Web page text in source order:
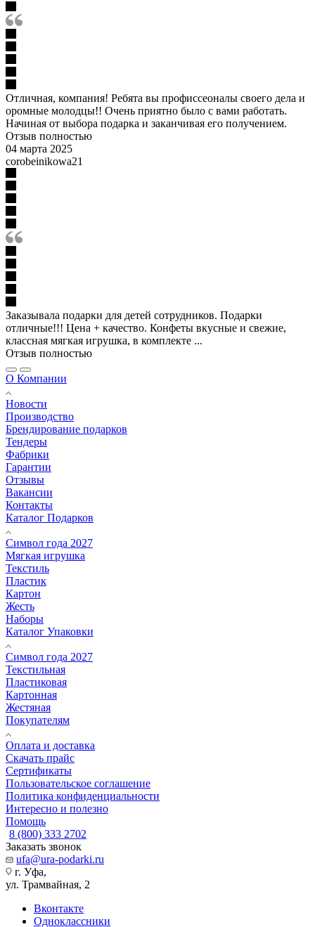
Отличная, компания! Ребята вы профиссеоналы своего дела и
оромные молодцы!! Очень приятно было с вами работать.
Начиная от выбора подарка и заканчивая его получением.
Отзыв полностью
04 марта 2025
corobeinikowa21
Заказывала подарки для детей сотрудников. Подарки
отличные!!! Цена + качество. Конфеты вкусные и свежие,
классная мягкая игрушка, в комплекте ...
Отзыв полностью
О Компании
Новости
Производство
Брендирование подарков
Тендеры
Фабрики
Гарантии
Отзывы
Вакансии
Контакты
Каталог Подарков
Символ года 2027
Мягкая игрушка
Текстиль
Пластик
Картон
Жесть
Наборы
Каталог Упаковки
Символ года 2027
Текстильная
Пластиковая
Картонная
Жестяная
Покупателям
Оплата и доставка
Скачать прайс
Сертификаты
Пользовательское соглашение
Политика конфиденциальности
Интересно и полезно
Помощь
8 (800) 333 2702
Заказать звонок
ufa@ura-podarki.ru
г. Уфа,
ул. Трамвайная, 2
Вконтакте
Одноклассники